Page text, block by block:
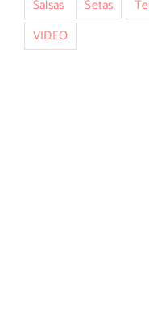
Salsas
Setas
VIDEO